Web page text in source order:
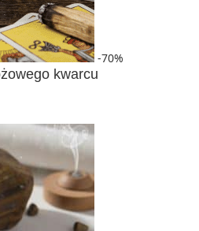
-70%
kwarcu